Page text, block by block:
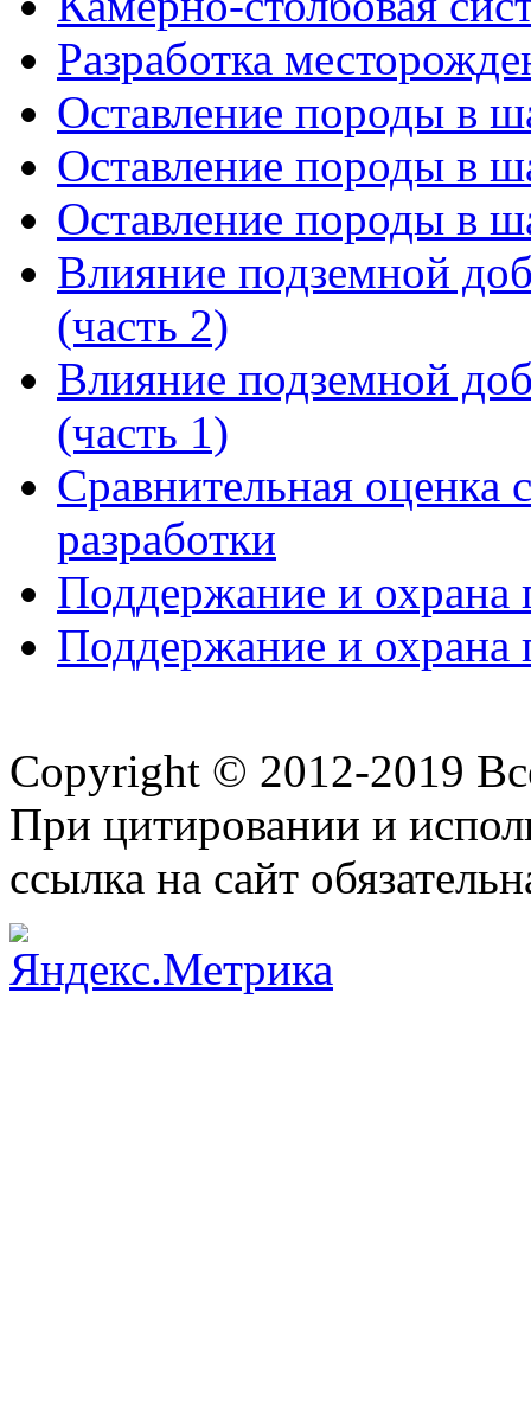
Разработка
Оставление породы в
Оставление породы в
Оставление породы в
Влияние подземной
(часть 2)
Влияние подземной
(часть 1)
Сравнительная
разработки
Поддержание и охрана
Поддержание и охрана
Copyright © 2012-2019
При цитировании и
ссылка на сайт